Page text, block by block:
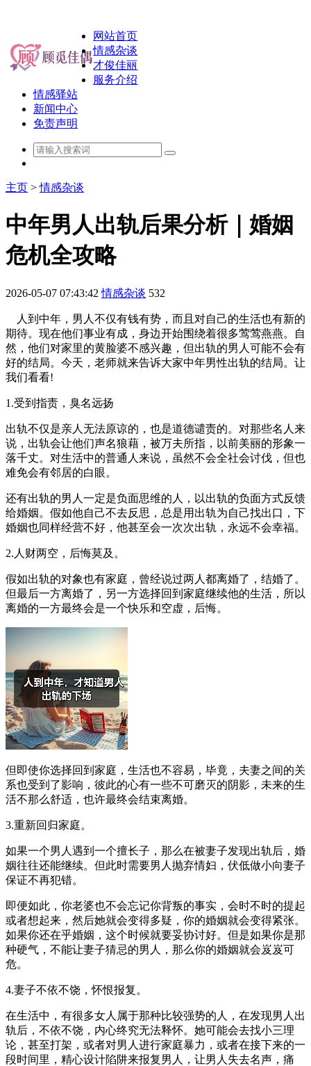
网站首页
情感杂谈
才俊佳丽
服务介绍
情感驿站
新闻中心
免责声明
主页 >情感杂谈
中年男人出轨后果分析｜婚姻
危机全攻略
2026-05-07 07:43:42 情感杂谈 532
人到中年，男人不仅有钱有势，而且对自己的生活也有新的
期待。现在他们事业有成，身边开始围绕着很多莺莺燕燕。自
然，他们对家里的黄脸婆不感兴趣，但出轨的男人可能不会有
好的结局。今天，老师就来告诉大家中年男性出轨的结局。让
我们看看!
1.受到指责，臭名远扬
出轨不仅是亲人无法原谅的，也是道德谴责的。对那些名人来
说，出轨会让他们声名狼藉，被万夫所指，以前美丽的形象一
落千丈。对生活中的普通人来说，虽然不会全社会讨伐，但也
难免会有邻居的白眼。
还有出轨的男人一定是负面思维的人，以出轨的负面方式反馈
给婚姻。假如他自己不去反思，总是用出轨为自己找出口，下
婚姻也同样经营不好，他甚至会一次次出轨，永远不会幸福。
2.人财两空，后悔莫及。
假如出轨的对象也有家庭，曾经说过两人都离婚了，结婚了。
但最后一方离婚了，另一方选择回到家庭继续他的生活，所以
离婚的一方最终会是一个快乐和空虚，后悔。
但即使你选择回到家庭，生活也不容易，毕竟，夫妻之间的关
系也受到了影响，彼此的心有一些不可磨灭的阴影，未来的生
活不那么舒适，也许最终会结束离婚。
3.重新回归家庭。
如果一个男人遇到一个擅长子，那么在被妻子发现出轨后，婚
姻往往还能继续。但此时需要男人抛弃情妇，伏低做小向妻子
保证不再犯错。
即便如此，你老婆也不会忘记你背叛的事实，会时不时的提起
或者想起来，然后她就会变得多疑，你的婚姻就会变得紧张。
如果你还在乎婚姻，这个时候就要妥协讨好。但是如果你是那
种硬气，不能让妻子猜忌的男人，那么你的婚姻就会岌岌可
危。
4.妻子不依不饶，怀恨报复。
在生活中，有很多女人属于那种比较强势的人，在发现男人出
轨后，不依不饶，内心终究无法释怀。她可能会去找小三理
论，甚至打架，或者对男人进行家庭暴力，或者在接下来的一
段时间里，精心设计陷阱来报复男人，让男人失去名声，痛